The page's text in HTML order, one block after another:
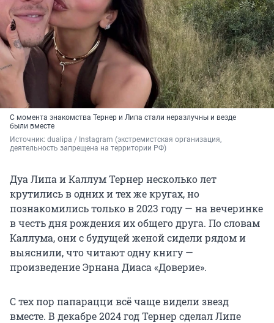
С момента знакомства Тернер и Липа стали неразлучны и везде
были вместе
Источник: dualipa / Instagram (экстремистская организация,
деятельность запрещена на территории РФ)
Дуа Липа и Каллум Тернер несколько лет
крутились в одних и тех же кругах, но
познакомились только в 2023 году — на вечеринке
в честь дня рождения их общего друга. По словам
Каллума, они с будущей женой сидели рядом и
выяснили, что читают одну книгу —
произведение Эрнана Диаса «Доверие».
С тех пор папарацци всё чаще видели звезд
вместе. В декабре 2024 год Тернер сделал Липе